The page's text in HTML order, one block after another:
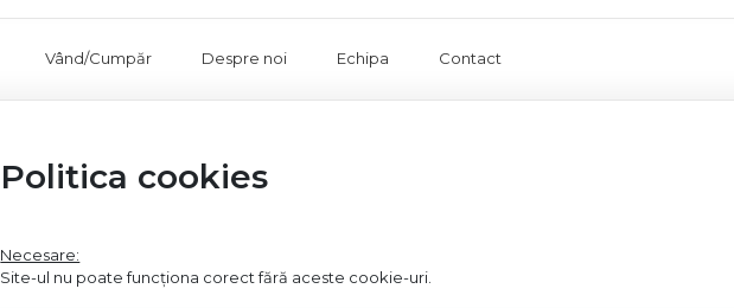
Vând/Cumpăr Despre noi Echipa Contact
Politica cookies
Necesare:
Site-ul nu poate funcționa corect fără aceste cookie-uri.